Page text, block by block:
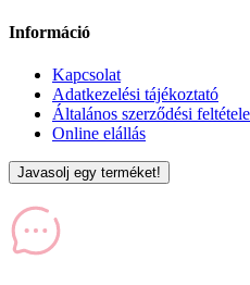
Információ
Kapcsolat
Adatkezelési tájékoztató
Általános szerződési
Online elállás
Javasolj egy terméket!